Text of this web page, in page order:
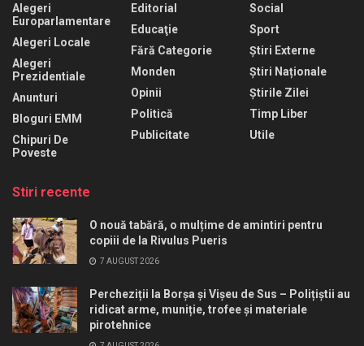
Alegeri
Europarlamentare
Alegeri Locale
Alegeri
Prezidentiale
Anunturi
Bloguri EMM
Chipuri De
Poveste
Editorial
Educaţie
Fără Categorie
Monden
Opinii
Politică
Publicitate
Social
Sport
Știri Externe
Știri Naționale
Știrile Zilei
Timp Liber
Utile
Stiri recente
O nouă tabără, o mulțime de amintiri pentru
copiii de la Rivulus Pueris
7 AUGUST 2026
Percheziții la Borșa și Vișeu de Sus – Polițiștii au
ridicat arme, muniție, trofee și materiale
pirotehnice